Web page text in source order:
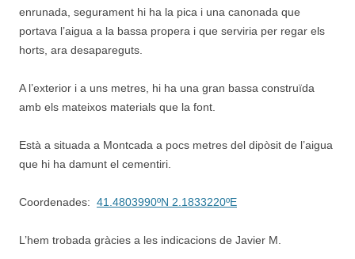
enrunada, segurament hi ha la pica i una canonada que
portava l’aigua a la bassa propera i que serviria per regar els
horts, ara desapareguts.
A l’exterior i a uns metres, hi ha una gran bassa construïda
amb els mateixos materials que la font.
Està a situada a Montcada a pocs metres del dipòsit de l’aigua
que hi ha damunt el cementiri.
Coordenades: 41.4803990ºN 2.1833220ºE
L’hem trobada gràcies a les indicacions de Javier M.